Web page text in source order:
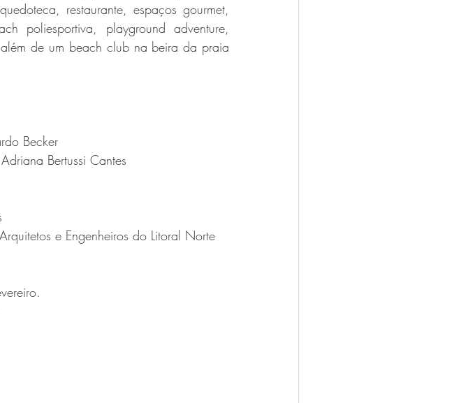
restaurante, espaços gourmet,
poliesportiva, playground adventure,
de um beach club na beira da praia
Becker
Bertussi Cantes
e Engenheiros do Litoral Norte